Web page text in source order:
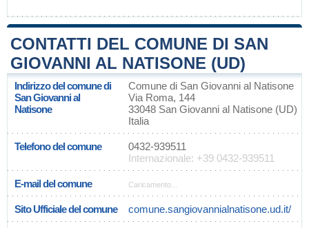
CONTATTI DEL COMUNE DI SAN
GIOVANNI AL NATISONE (UD)
Indirizzo del comune di
San Giovanni al
Natisone
Comune di San Giovanni al Natisone
Via Roma, 144
33048 San Giovanni al Natisone (UD)
Italia
Telefono del comune
0432-939511
Internazionale: +39 0432-939511
E-mail del comune Caricamento...
Sito Ufficiale del comune comune.sangiovannialnatisone.ud.it/